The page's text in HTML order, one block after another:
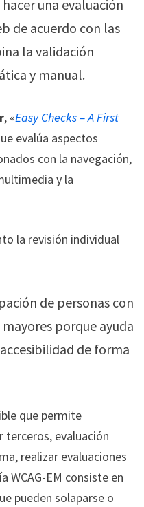
una evaluación
de acuerdo con las
la validación
y manual.
, «Easy Checks – A First
evalúa aspectos
con la navegación,
y la
la revisión individual
de personas con
porque ayuda
de forma
que permite
terceros, evaluación
realizar evaluaciones
WCAG-EM consiste en
pueden solaparse o